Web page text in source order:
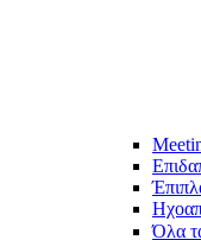
Όλα